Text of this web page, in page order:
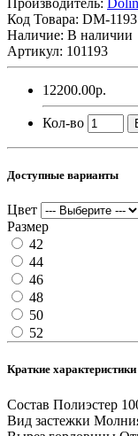
Код Товара: DM-1193
Наличие: В наличии
Артикул: 101193
12200.00р.
Кол-во
Доступные варианты
Цвет
Размер
42
44
46
48
50
52
Краткие характеристики
Состав Полиэстер
Вид застежки